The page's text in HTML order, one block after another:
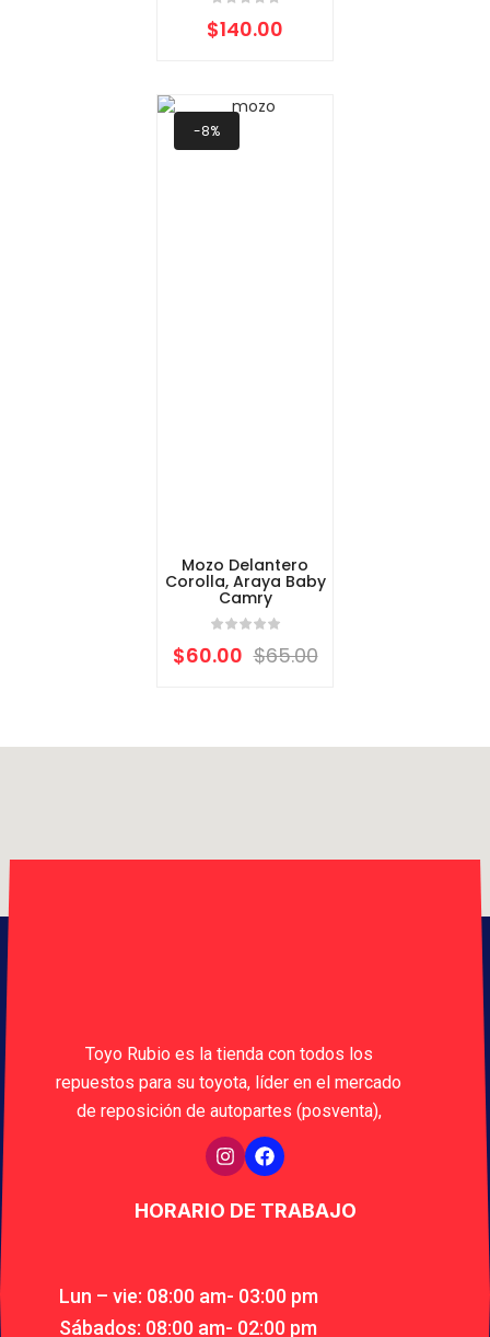
$140.00
-8%
Mozo Delantero
Corolla, Araya Baby
Camry
$65.00
$60.00
Toyo Rubio es la tienda con todos los
repuestos para su toyota, líder en el mercado
de reposición de autopartes (posventa),
HORARIO DE TRABAJO
Lun – vie: 08:00 am- 03:00 pm
Sábados: 08:00 am- 02:00 pm